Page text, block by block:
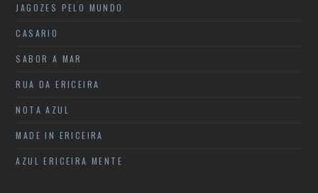
JAGOZES PELO MUNDO
CASARIO
SABOR A MAR
RUA DA ERICEIRA
NOTA AZUL
MADE IN ERICEIRA
AZUL ERICEIRA MENTE